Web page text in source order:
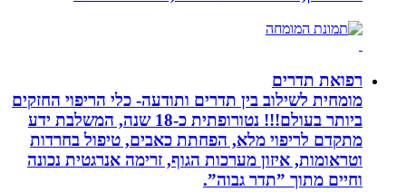
רפואת תדרים
מומחית לשילוב בין תדרים ותודעה- כלי הריפוי החזקים
ביותר בעולם!!! נטורופתית כ-18 שנה, המשלבת ידע
מתקדם לריפוי מלא, הפחתת כאבים, טיפול בחרדות
וטראומות, איזון מערכות הגוף, זרימה אנרגטית נכונה
וחיים מתוך ”תדר גבוה”.